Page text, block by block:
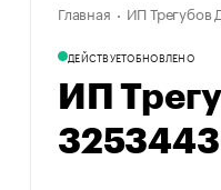
Рынок наличной валюты
Главная ИП Трегубов
ДЕЙСТВУЕТОБНОВЛЕНО
ИП